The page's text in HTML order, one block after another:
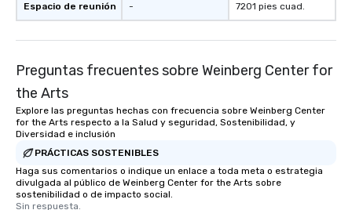
Espacio de reunión - 7201 pies cuad.
Preguntas frecuentes sobre Weinberg Center for
the Arts
Explore las preguntas hechas con frecuencia sobre Weinberg Center
for the Arts respecto a la Salud y seguridad, Sostenibilidad, y
Diversidad e inclusión
PRÁCTICAS SOSTENIBLES
Haga sus comentarios o indique un enlace a toda meta o estrategia
divulgada al público de Weinberg Center for the Arts sobre
sostenibilidad o de impacto social.
Sin respuesta.